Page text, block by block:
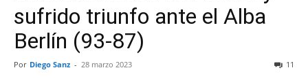
sufrido triunfo ante el Alba
Berlín (93-87)
Por Diego Sanz - 28 marzo 2023 11